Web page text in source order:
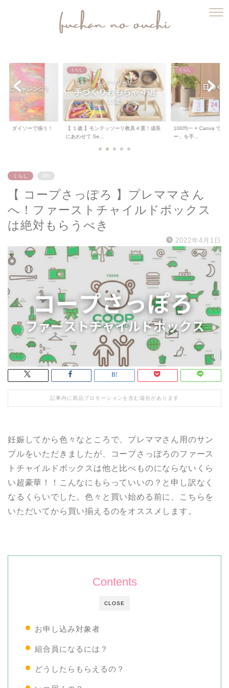
ーリ教具４選！成長
くらし
100均一 × Canva で「日めくりカレンダ
ー」を手...
くらし
【 工作 】ダイソーの
って「桜のちぎり...
くらし PR
【 コープさっぽろ 】プレママさん
へ！ファーストチャイルドボックス
は絶対もらうべき
2022年4月1日
記事内に商品プロモーションを含む場合があります
妊娠してから色々なところで、プレママさん用のサン
プルをいただきましたが、コープさっぽろのファース
トチャイルドボックスは他と比べものにならないくら
い超豪華！！こんなにもらっていいの？と申し訳なく
なるくらいでした。色々と買い始める前に、こちらを
いただいてから買い揃えるのをオススメします。
CLOSE
Contents
お申し込み対象者
組合員になるには？
どうしたらもらえるの？